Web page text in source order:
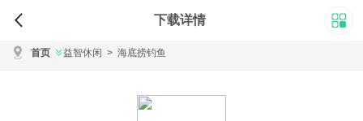
下载详情
首页 益智休闲 > 海底捞钓鱼